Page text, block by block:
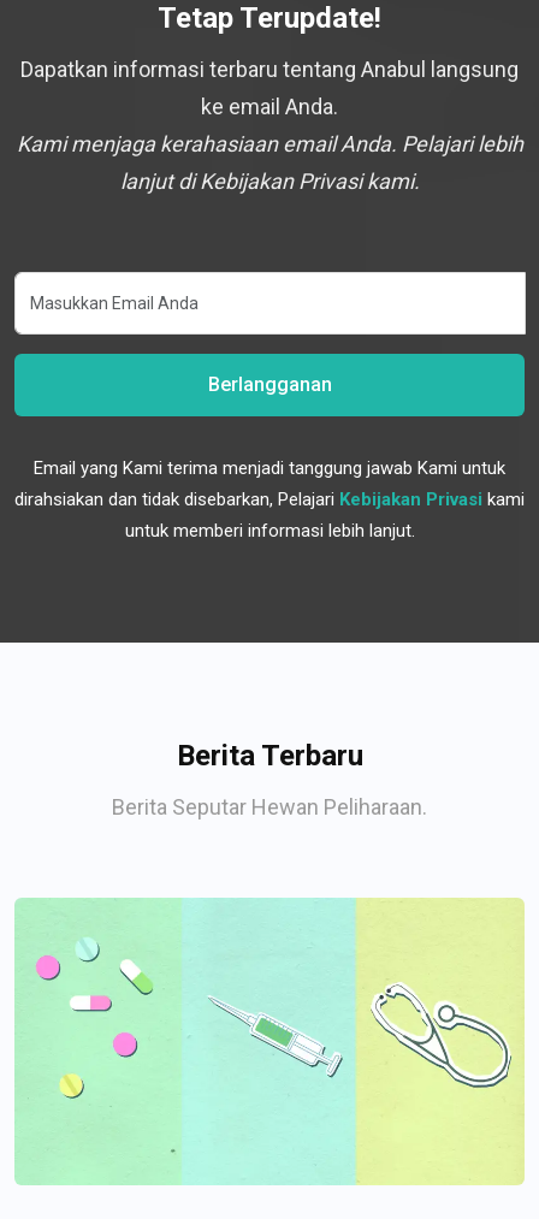
Tetap Terupdate!
Dapatkan informasi terbaru tentang Anabul langsung
ke email Anda.
Kami menjaga kerahasiaan email Anda. Pelajari lebih
lanjut di Kebijakan Privasi kami.
Berlangganan
Email yang Kami terima menjadi tanggung jawab Kami untuk
dirahsiakan dan tidak disebarkan, Pelajari Kebijakan Privasi kami
untuk memberi informasi lebih lanjut.
Berita Terbaru
Berita Seputar Hewan Peliharaan.